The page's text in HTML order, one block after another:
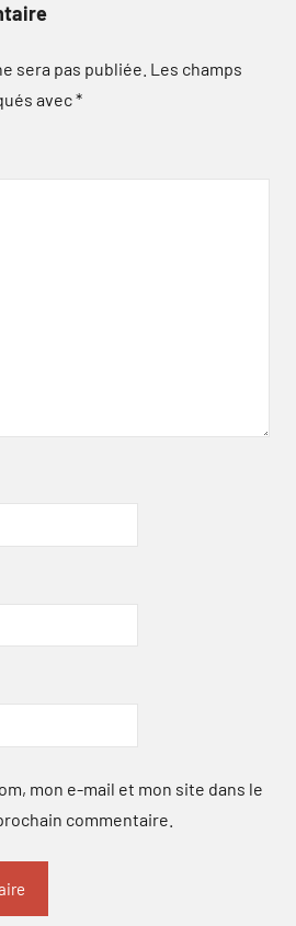
sera pas publiée. Les champs
avec*
mon e-mail et mon site dans le
commentaire.